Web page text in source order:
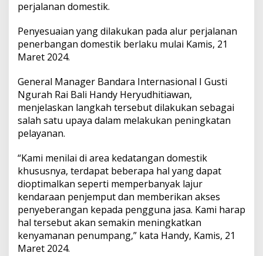
b
r
l
a
k
a
n
d
i
n
d
a
r
a
N
g
r
perjalanan domestik.
Penyesuaian yang dilakukan pada alur perjalanan
penerbangan domestik berlaku mulai Kamis, 21
Maret 2024.
General Manager Bandara Internasional I Gusti
Ngurah Rai Bali Handy Heryudhitiawan,
menjelaskan langkah tersebut dilakukan sebagai
salah satu upaya dalam melakukan peningkatan
pelayanan.
“Kami menilai di area kedatangan domestik
khususnya, terdapat beberapa hal yang dapat
dioptimalkan seperti memperbanyak lajur
kendaraan penjemput dan memberikan akses
penyeberangan kepada pengguna jasa. Kami harap
hal tersebut akan semakin meningkatkan
kenyamanan penumpang,” kata Handy, Kamis, 21
Maret 2024.